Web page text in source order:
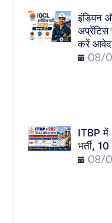
इंडियन
अप्रेंटिस
करें
08/
ITBP में
भर्ती,
08/